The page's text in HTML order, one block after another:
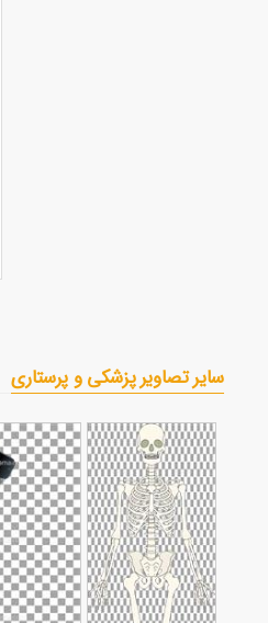
سایر تصاویر پزشکی و پرستاری